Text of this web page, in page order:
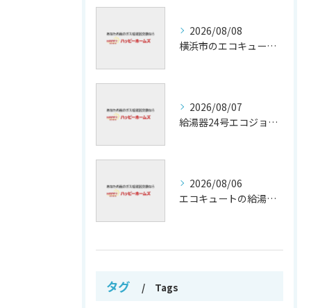
2026/08/08
横浜市のエコキュート補助金活用法
2026/08/07
給湯器24号エコジョーズの省エネ技術解説
2026/08/06
エコキュートの給湯効率と省エネ効果
タグ Tags